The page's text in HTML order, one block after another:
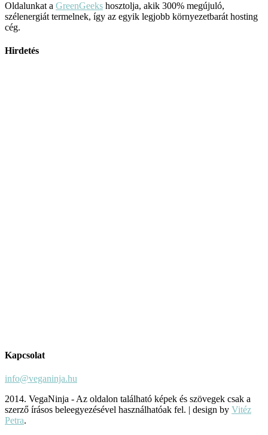
Oldalunkat a GreenGeeks hosztolja, akik 300% megújuló,
szélenergiát termelnek, így az egyik legjobb környezetbarát hosting
cég.
Hirdetés
Kapcsolat
info@veganinja.hu
2014. VegaNinja - Az oldalon található képek és szövegek csak a
szerző írásos beleegyezésével használhatóak fel. | design by Vitéz
Petra.